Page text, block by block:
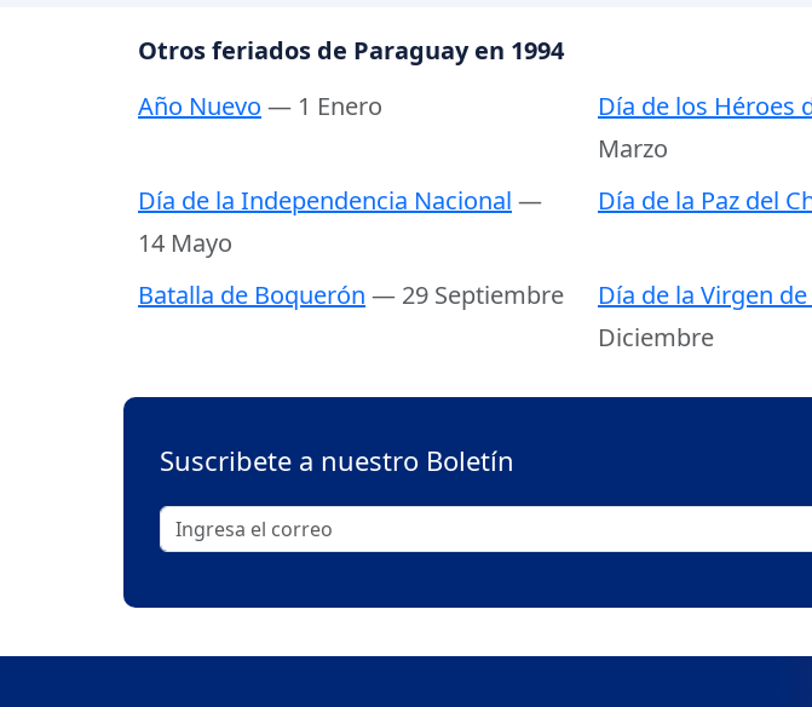
Otros feriados de Paraguay en 1994
Año Nuevo — 1 Enero Día de los Héroes
Marzo
Día de la Independencia Nacional —
14 Mayo
Día de la Paz del
Batalla de Boquerón — 29 Septiembre Día de la Virgen
Diciembre
Suscribete a nuestro Boletín